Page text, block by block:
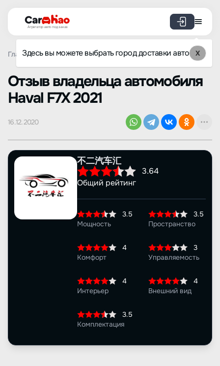
Агрегатор авто под заказ
Здесь вы можете выбрать город доставки авто X
Главная Отзывы Haval F7X Просмотр отзыва
Oтзыв владельца автомобиля
Haval F7X 2021
16.12.2020
不二汽车汇
3.64
Общий рейтинг
3.5
Мощность
3.5
Пространство
4
Комфорт
3
Управляемость
4
Интерьер
4
Внешний вид
3.5
Комплектация